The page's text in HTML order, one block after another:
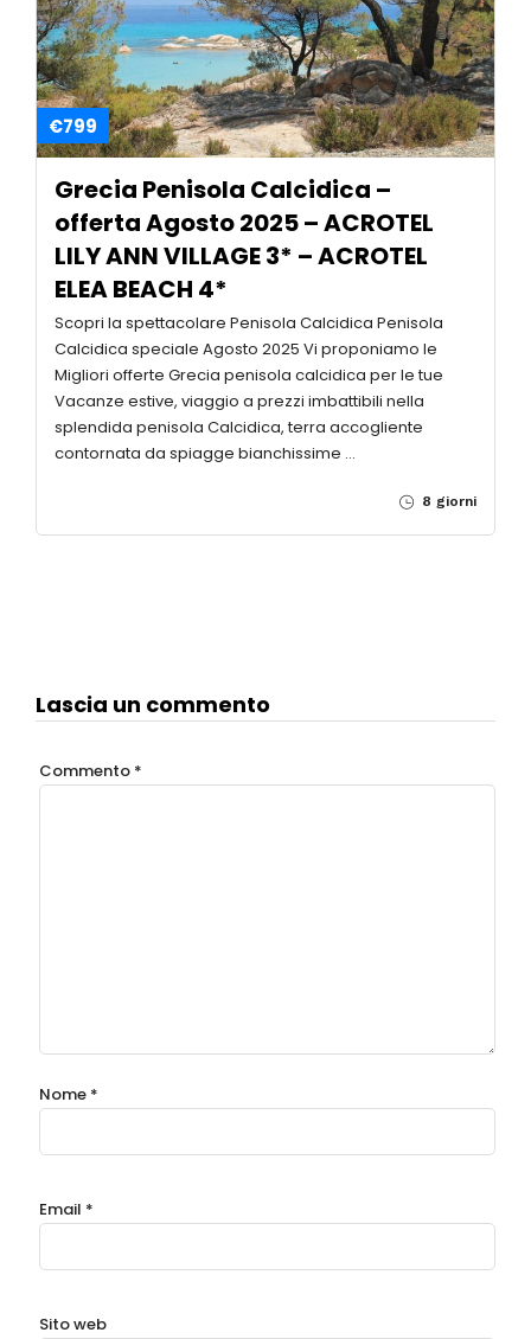
€799
Grecia Penisola Calcidica –
offerta Agosto 2025 – ACROTEL
LILY ANN VILLAGE 3* – ACROTEL
ELEA BEACH 4*
Scopri la spettacolare Penisola Calcidica Penisola
Calcidica speciale Agosto 2025 Vi proponiamo le
Migliori offerte Grecia penisola calcidica per le tue
Vacanze estive, viaggio a prezzi imbattibili nella
splendida penisola Calcidica, terra accogliente
contornata da spiagge bianchissime …
8 giorni
Lascia un commento
Commento *
Nome *
Email *
Sito web